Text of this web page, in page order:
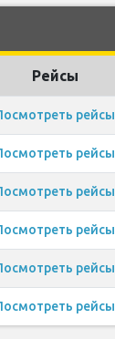
Рейсы
рейсы
рейсы
рейсы
рейсы
рейсы
рейсы